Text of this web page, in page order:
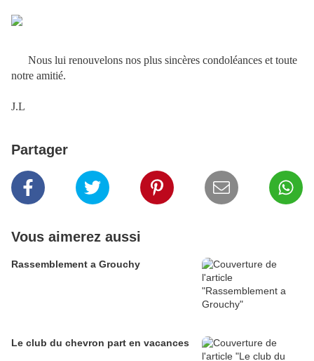
Nous lui renouvelons nos plus sincères condoléances et toute
notre amitié.
J.L
Partager
Vous aimerez aussi
Rassemblement a Grouchy
Le club du chevron part en vacances